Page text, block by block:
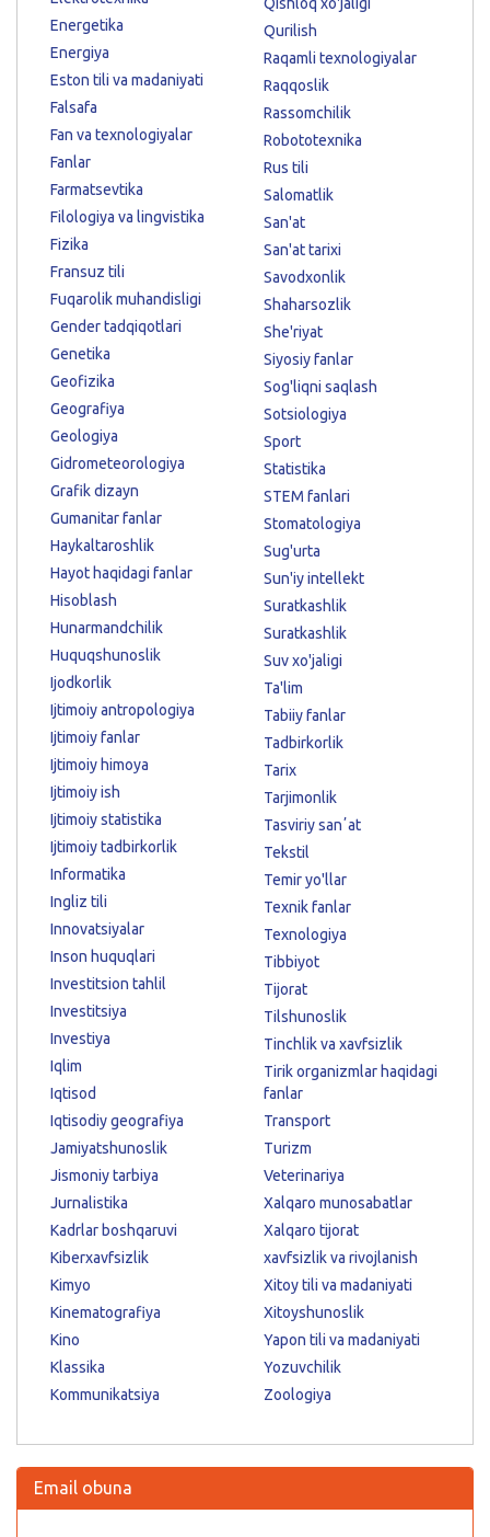
Energetika
Energiya
Eston tili va madaniyati
Falsafa
Fan va texnologiyalar
Fanlar
Farmatsevtika
Filologiya va lingvistika
Fizika
Fransuz tili
Fuqarolik muhandisligi
Gender tadqiqotlari
Genetika
Geofizika
Geografiya
Geologiya
Gidrometeorologiya
Grafik dizayn
Gumanitar fanlar
Haykaltaroshlik
Hayot haqidagi fanlar
Hisoblash
Hunarmandchilik
Huquqshunoslik
Ijodkorlik
Ijtimoiy antropologiya
Ijtimoiy fanlar
Ijtimoiy himoya
Ijtimoiy ish
Ijtimoiy statistika
Ijtimoiy tadbirkorlik
Informatika
Ingliz tili
Innovatsiyalar
Inson huquqlari
Investitsion tahlil
Investitsiya
Investiya
Iqlim
Iqtisod
Iqtisodiy geografiya
Jamiyatshunoslik
Jismoniy tarbiya
Jurnalistika
Kadrlar boshqaruvi
Kiberxavfsizlik
Kimyo
Kinematografiya
Kino
Klassika
Kommunikatsiya
Qurilish
Raqamli texnologiyalar
Raqqoslik
Rassomchilik
Robototexnika
Rus tili
Salomatlik
San'at
San'at tarixi
Savodxonlik
Shaharsozlik
She'riyat
Siyosiy fanlar
Sog'liqni saqlash
Sotsiologiya
Sport
Statistika
STEM fanlari
Stomatologiya
Sug'urta
Sun'iy intellekt
Suratkashlik
Suratkashlik
Suv xo'jaligi
Ta'lim
Tabiiy fanlar
Tadbirkorlik
Tarix
Tarjimonlik
Tasviriy sanʼat
Tekstil
Temir yo'llar
Texnik fanlar
Texnologiya
Tibbiyot
Tijorat
Tilshunoslik
Tinchlik va xavfsizlik
Tirik organizmlar haqidagi
fanlar
Transport
Turizm
Veterinariya
Xalqaro munosabatlar
Xalqaro tijorat
xavfsizlik va rivojlanish
Xitoy tili va madaniyati
Xitoyshunoslik
Yapon tili va madaniyati
Yozuvchilik
Zoologiya
Email obuna